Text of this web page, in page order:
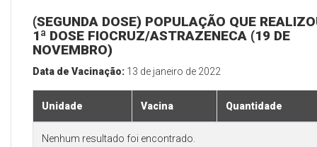
(SEGUNDA DOSE) POPULAÇÃO QUE
1ª DOSE FIOCRUZ/ASTRAZENECA (19 DE
NOVEMBRO)
Data de Vacinação: 13 de janeiro de 2022
Unidade Vacina Quantidade
Nenhum resultado foi encontrado.